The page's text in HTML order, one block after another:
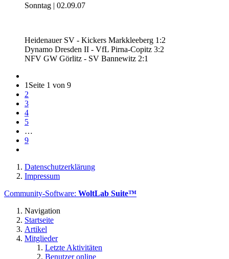
Sonntag | 02.09.07
Heidenauer SV - Kickers Markkleeberg 1:2
Dynamo Dresden II - VfL Pirna-Copitz 3:2
NFV GW Görlitz - SV Bannewitz 2:1
1 Seite 1 von 9
2
3
4
5
…
9
Datenschutzerklärung
Impressum
Community-Software: WoltLab Suite™
Navigation
Startseite
Artikel
Mitglieder
Letzte Aktivitäten
Benutzer online